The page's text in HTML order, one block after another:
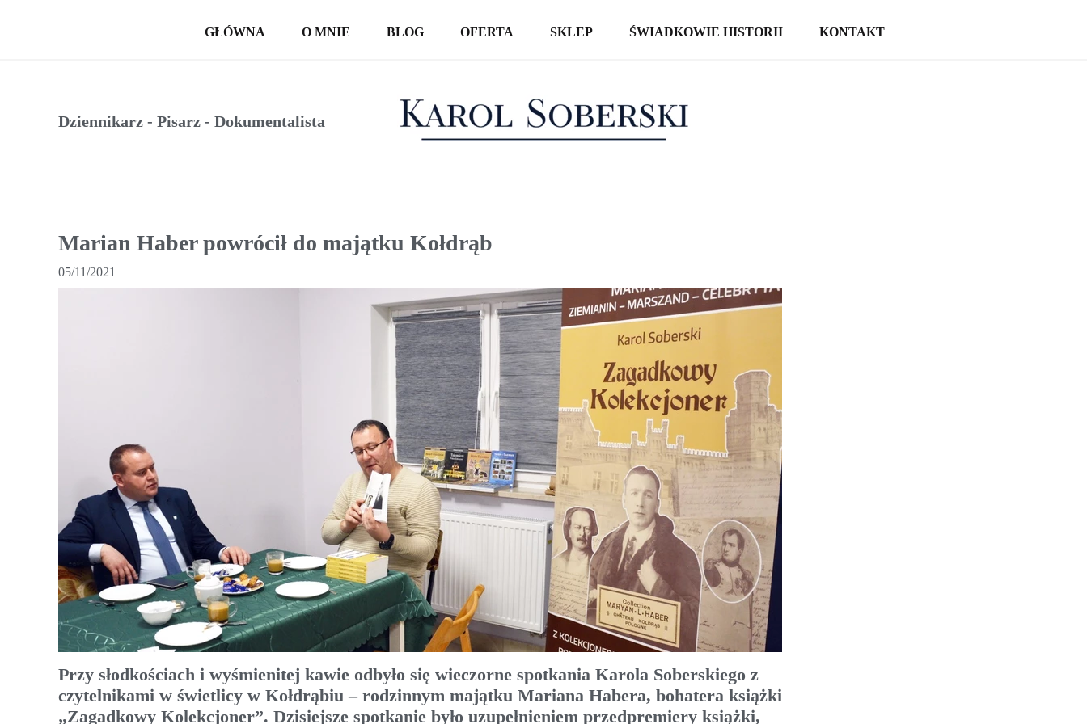
GŁÓWNA O MNIE BLOG
SPOTKANIA AUTORSKIE
OFERTA SKLEP ŚWIADKOWIE HISTORII KONTAKT
Dziennikarz - Pisarz - Dokumentalista
05/11/2021
Marian Haber powrócił do majątku Kołdrąb
Przy słodkościach i wyśmienitej kawie odbyło się wieczorne spotkania Karola Soberskiego z
czytelnikami w świetlicy w Kołdrąbiu – rodzinnym majątku Mariana Habera, bohatera książki
„Zagadkowy Kolekcjoner”. Dzisiejsze spotkanie było uzupełnieniem przedpremiery książki,